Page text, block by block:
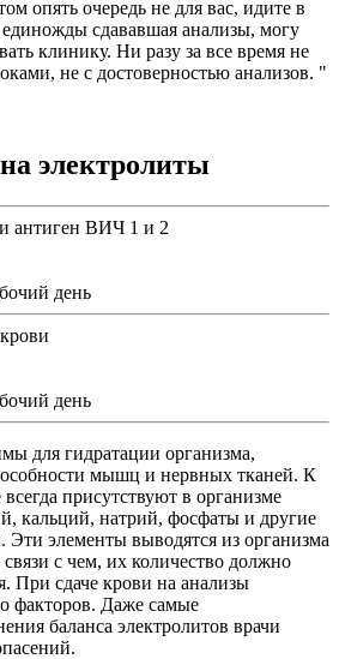
опять очередь не для вас, идите в
сдававшая анализы, могу
клинику. Ни разу за все время не
не с достоверностью анализов. "
электролиты
антиген ВИЧ 1 и 2
день
день
для гидратации организма,
мышц и нервных тканей. К
присутствуют в организме
кальций, натрий, фосфаты и другие
элементы выводятся из организма
с чем, их количество должно
При сдаче крови на анализы
факторов. Даже самые
баланса электролитов врачи